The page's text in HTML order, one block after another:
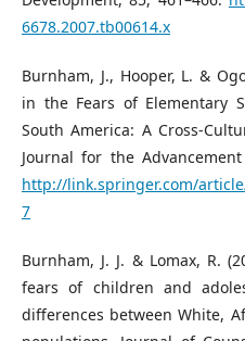
6678.2007.tb00614.x
Burnham, J., Hooper, L. &
in the Fears of Elementary
South America: A Cross-
Journal for the
http://link.springer.com/
7
Burnham, J. J. & Lomax, R.
fears of children and
differences between White,